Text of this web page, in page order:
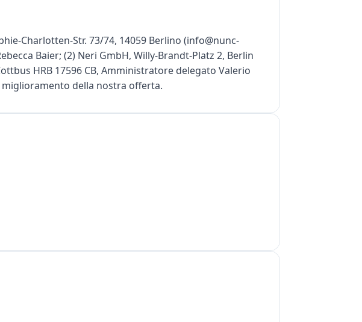
Charlotten-Str. 73/74, 14059 Berlino (info@nunc-
Baier; (2) Neri GmbH, Willy-Brandt-Platz 2, Berlin
HRB 17596 CB, Amministratore delegato Valerio
della nostra offerta.